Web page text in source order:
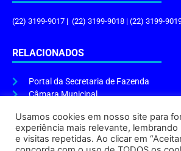
(22) 3199-9017 | (22) 3199-9018 | (22) 3199-
RELACIONADOS
Portal da Secretaria de Fazenda
Câmara Municipal
ENDEREÇO E HORÁRIO
Usamos cookies em nosso site para
experiência mais relevante,
e visitas repetidas. Ao clicar em